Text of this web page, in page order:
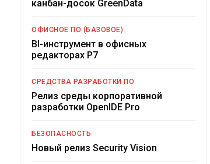
канбан-досок GreenData
ОФИСНОЕ ПО (БАЗОВОЕ)
BI-инструмент в офисных
редакторах Р7
СРЕДСТВА РАЗРАБОТКИ ПО
Релиз среды корпоративной
разработки OpenIDE Pro
БЕЗОПАСНОСТЬ
Новый релиз Security Vision